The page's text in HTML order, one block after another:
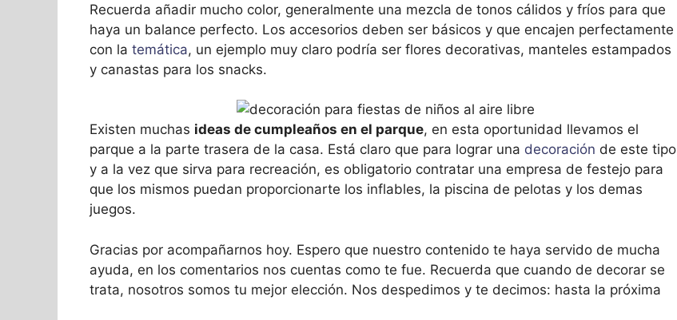
Recuerda añadir mucho color, generalmente una mezcla de tonos cálidos y fríos para que
haya un balance perfecto. Los accesorios deben ser básicos y que encajen perfectamente
con la temática, un ejemplo muy claro podría ser flores decorativas, manteles estampados
y canastas para los snacks.
Existen muchas ideas de cumpleaños en el parque, en esta oportunidad llevamos el
parque a la parte trasera de la casa. Está claro que para lograr una decoración de este tipo
y a la vez que sirva para recreación, es obligatorio contratar una empresa de festejo para
que los mismos puedan proporcionarte los inflables, la piscina de pelotas y los demas
juegos.
Gracias por acompañarnos hoy. Espero que nuestro contenido te haya servido de mucha
ayuda, en los comentarios nos cuentas como te fue. Recuerda que cuando de decorar se
trata, nosotros somos tu mejor elección. Nos despedimos y te decimos: hasta la próxima